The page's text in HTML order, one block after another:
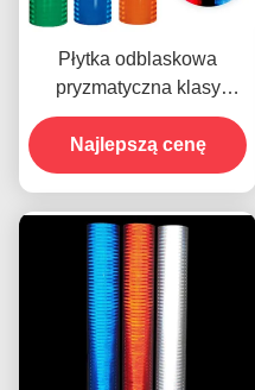
Płytka odblaskowa
pryzmatyczna klasy
inżynieryjnej dla znaków
drogowych
Najlepszą cenę